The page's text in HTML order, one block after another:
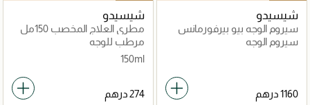
شيسيدو
سيروم الوجه بيو بيرفورمانس
سكين فيلر
سيروم الوجه
شيسيدو
مطري العلاج المخصب 150مل
مرطب للوجه
150ml